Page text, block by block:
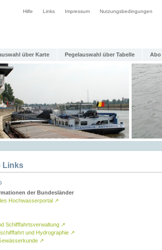
Hilfe Links Impressum Nutzungsbedingungen
über Karte Pegelauswahl über Tabelle Abo
Links
der Bundesländer
Hochwasserportal ↗
Schifffahrtsverwaltung ↗
und Hydrographie ↗
↗